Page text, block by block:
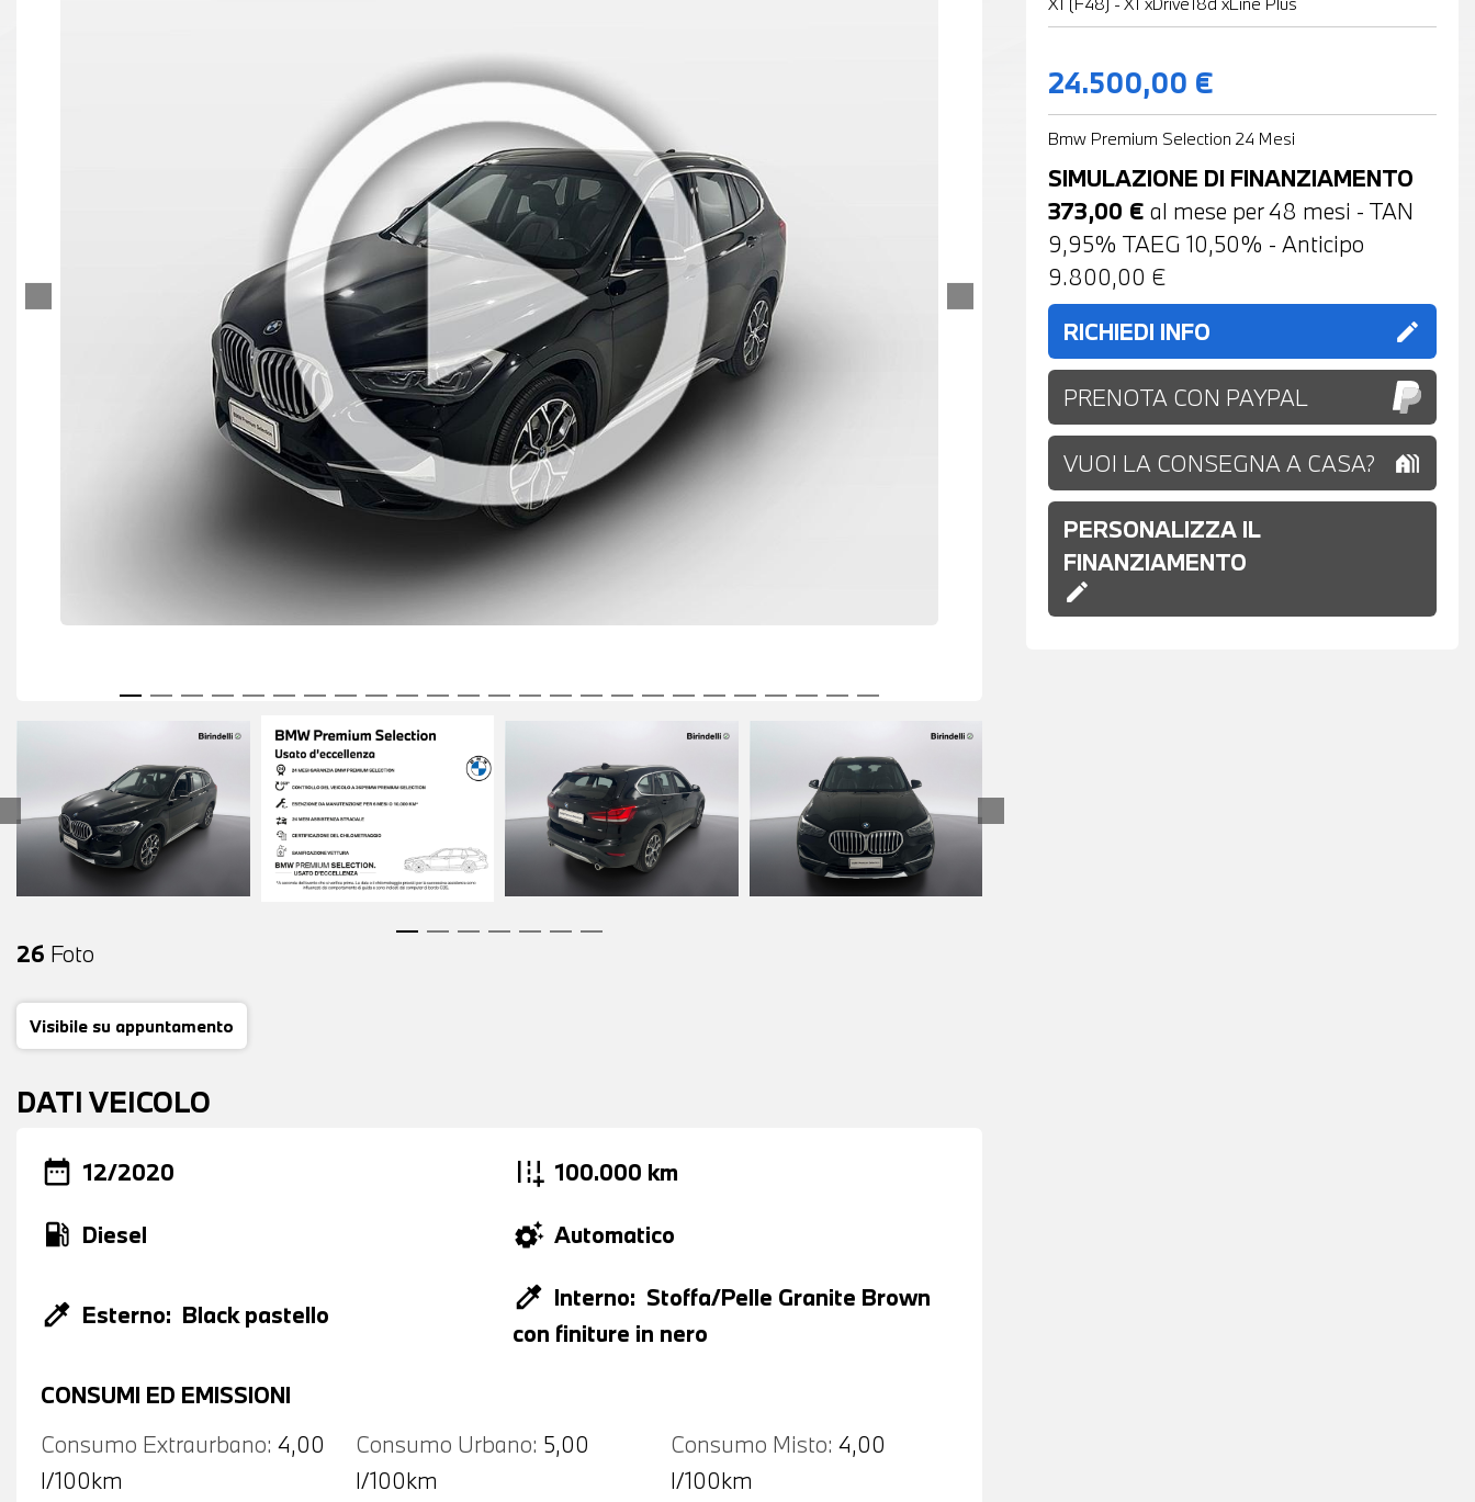
26 Foto
Visibile su appuntamento
DATI VEICOLO
date_range 12/2020 add_road 100.000 km
local_gas_station Diesel settings_suggestAutomatico
colorize Esterno: Black pastello
colorize Interno: Stoffa/Pelle Granite Brown
con finiture in nero
CONSUMI ED EMISSIONI
Consumo Extraurbano: 4,00
l/100km
Consumo Urbano: 5,00
l/100km
Consumo Misto: 4,00
l/100km
24.500,00 €
Bmw Premium Selection 24 Mesi
SIMULAZIONE DI FINANZIAMENTO
373,00 € al mese per48 mesi - TAN
9,95% TAEG 10,50% - Anticipo
9.800,00 €
RICHIEDI INFO
edit
PRENOTA CON PAYPAL
VUOI LA CONSEGNA A CASA? holiday_village
PERSONALIZZA IL
FINANZIAMENTO
edit